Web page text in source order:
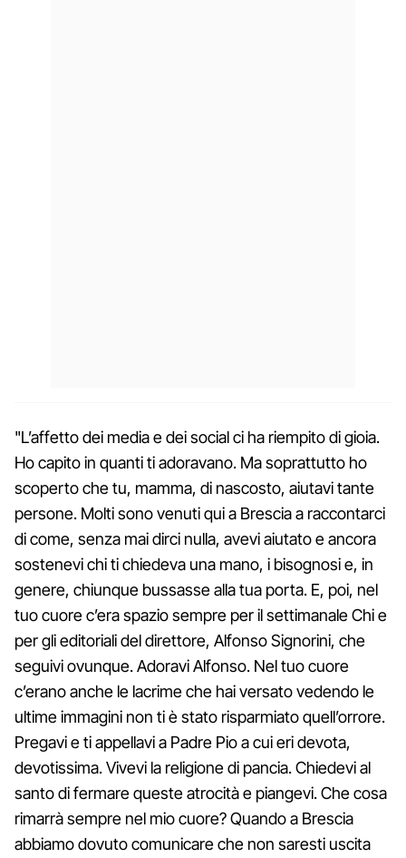
"L’affetto dei media e dei social ci ha riempito di gioia.
Ho capito in quanti ti adoravano. Ma soprattutto ho
scoperto che tu, mamma, di nascosto, aiutavi tante
persone. Molti sono venuti qui a Brescia a raccontarci
di come, senza mai dirci nulla, avevi aiutato e ancora
sostenevi chi ti chiedeva una mano, i bisognosi e, in
genere, chiunque bussasse alla tua porta. E, poi, nel
tuo cuore c’era spazio sempre per il settimanale Chi e
per gli editoriali del direttore, Alfonso Signorini, che
seguivi ovunque. Adoravi Alfonso. Nel tuo cuore
c’erano anche le lacrime che hai versato vedendo le
ultime immagini non ti è stato risparmiato quell’orrore.
Pregavi e ti appellavi a Padre Pio a cui eri devota,
devotissima. Vivevi la religione di pancia. Chiedevi al
santo di fermare queste atrocità e piangevi. Che cosa
rimarrà sempre nel mio cuore? Quando a Brescia
abbiamo dovuto comunicare che non saresti uscita